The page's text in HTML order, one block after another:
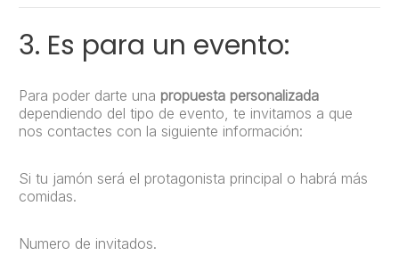
3. Es para un evento:
Para poder darte una propuesta personalizada
dependiendo del tipo de evento, te invitamos a que
nos contactes con la siguiente información:
Si tu jamón será el protagonista principal o habrá más
comidas.
Numero de invitados.